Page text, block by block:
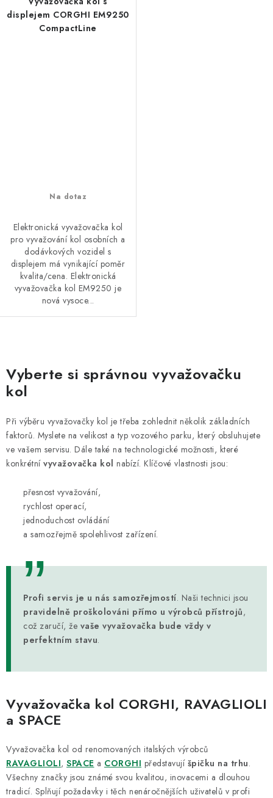
displejem CORGHI EM9250
CompactLine
Na dotaz
Elektronická vyvažovačka kol
pro vyvažování kol osobních a
dodávkových vozidel s
displejem má vynikající poměr
kvalita/cena. Elektronická
vyvažovačka kol EM9250 je
nová vysoce...
v
l
á
d
a
c
í
Vyberte si správnou vyvažovačku
kol
Při výběru vyvažovačky kol je třeba zohlednit několik základních
faktorů. Myslete na velikost a typ vozového parku, který obsluhujete
ve vašem servisu. Dále také na technologické možnosti, které
konkrétní vyvažovačka kol nabízí. Klíčové vlastnosti jsou:
přesnost vyvažování,
rychlost operací,
jednoduchost ovládání
a samozřejmě spolehlivost zařízení.
Profi servis je u nás samozřejmostí. Naši technici jsou
pravidelně proškolováni přímo u výrobců přístrojů,
což zaručí, že vaše vyvažovačka bude vždy v
perfektním stavu.
Vyvažovačka kol CORGHI, RAVAGLIOLI
a SPACE
Vyvažovačka kol od renomovaných italských výrobců
RAVAGLIOLI, SPACE a CORGHI představují špičku na trhu.
Všechny značky jsou známé svou kvalitou, inovacemi a dlouhou
tradicí. Splňují požadavky i těch nenáročnějších uživatelů v profi